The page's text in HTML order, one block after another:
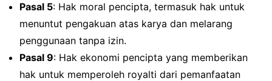
Pasal 5: Hak moral pencipta, termasuk hak untuk
menuntut pengakuan atas karya dan melarang
penggunaan tanpa izin.
Pasal 9: Hak ekonomi pencipta yang memberikan
hak untuk memperoleh royalti dari pemanfaatan